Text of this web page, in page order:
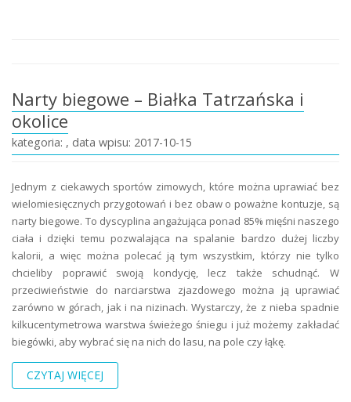
Narty biegowe – Białka Tatrzańska i
okolice
kategoria: , data wpisu: 2017-10-15
Jednym z ciekawych sportów zimowych, które można uprawiać bez
wielomiesięcznych przygotowań i bez obaw o poważne kontuzje, są
narty biegowe. To dyscyplina angażująca ponad 85% mięśni naszego
ciała i dzięki temu pozwalająca na spalanie bardzo dużej liczby
kalorii, a więc można polecać ją tym wszystkim, którzy nie tylko
chcieliby poprawić swoją kondycję, lecz także schudnąć. W
przeciwieństwie do narciarstwa zjazdowego można ją uprawiać
zarówno w górach, jak i na nizinach. Wystarczy, że z nieba spadnie
kilkucentymetrowa warstwa świeżego śniegu i już możemy zakładać
biegówki, aby wybrać się na nich do lasu, na pole czy łąkę.
CZYTAJ WIĘCEJ